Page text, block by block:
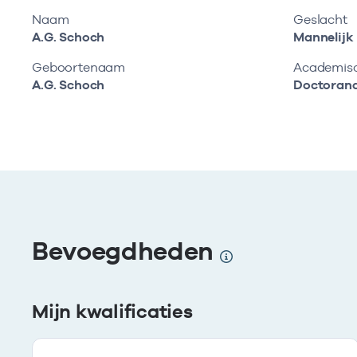
Naam
A.G. Schoch
Geboortenaam
A.G. Schoch
Geslacht
Mannelijk
Bevoegdheden
Mijn kwalificaties